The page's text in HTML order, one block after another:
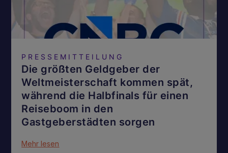
PRESSEMITTEILUNG
Die größten Geldgeber der
Weltmeisterschaft kommen spät,
während die Halbfinals für einen
Reiseboom in den
Gastgeberstädten sorgen
Mehr lesen